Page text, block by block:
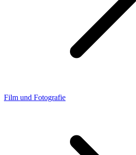
Film und Fotografie